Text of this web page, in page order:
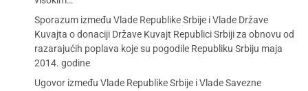
Sporazum između Vlade Republike Srbije i Vlade Države
Kuvajta o donaciji Države Kuvajt Republici Srbiji za obnovu od
razarajućih poplava koje su pogodile Republiku Srbiju maja
2014. godine
Ugovor između Vlade Republike Srbije i Vlade Savezne